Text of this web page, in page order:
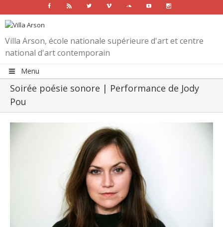
Facebook Rss Twitter Vimeo SoundcloudYoutube
Villa Arson, école nationale supérieure d'art et centre
national d'art contemporain
Menu
Soirée poésie sonore | Performance de Jody
Pou